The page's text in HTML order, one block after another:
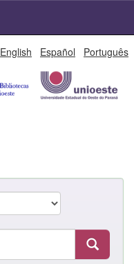
English Español Português